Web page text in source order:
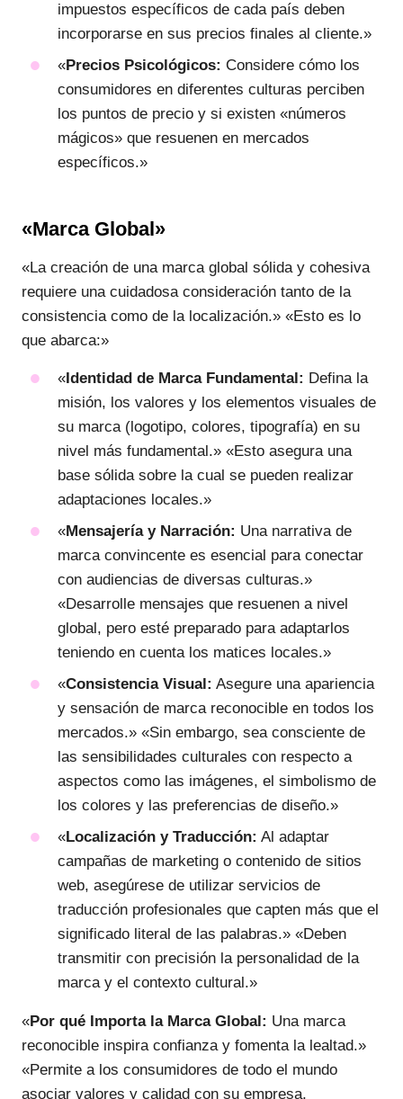
impuestos específicos de cada país deben
incorporarse en sus precios finales al cliente.»
«Precios Psicológicos: Considere cómo los
consumidores en diferentes culturas perciben
los puntos de precio y si existen «números
mágicos» que resuenen en mercados
específicos.»
«Marca Global»
«La creación de una marca global sólida y cohesiva
requiere una cuidadosa consideración tanto de la
consistencia como de la localización.» «Esto es lo
que abarca:»
«Identidad de Marca Fundamental: Defina la
misión, los valores y los elementos visuales de
su marca (logotipo, colores, tipografía) en su
nivel más fundamental.» «Esto asegura una
base sólida sobre la cual se pueden realizar
adaptaciones locales.»
«Mensajería y Narración: Una narrativa de
marca convincente es esencial para conectar
con audiencias de diversas culturas.»
«Desarrolle mensajes que resuenen a nivel
global, pero esté preparado para adaptarlos
teniendo en cuenta los matices locales.»
«Consistencia Visual: Asegure una apariencia
y sensación de marca reconocible en todos los
mercados.» «Sin embargo, sea consciente de
las sensibilidades culturales con respecto a
aspectos como las imágenes, el simbolismo de
los colores y las preferencias de diseño.»
«Localización y Traducción: Al adaptar
campañas de marketing o contenido de sitios
web, asegúrese de utilizar servicios de
traducción profesionales que capten más que el
significado literal de las palabras.» «Deben
transmitir con precisión la personalidad de la
marca y el contexto cultural.»
«Por qué Importa la Marca Global: Una marca
reconocible inspira confianza y fomenta la lealtad.»
«Permite a los consumidores de todo el mundo
asociar valores y calidad con su empresa,